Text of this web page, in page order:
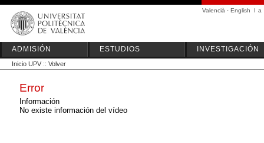
Valencià · English I a
ADMISIÓN ESTUDIOS INVESTIGACIÓN
Inicio UPV :: Volver
Error
Información
No existe información del vídeo